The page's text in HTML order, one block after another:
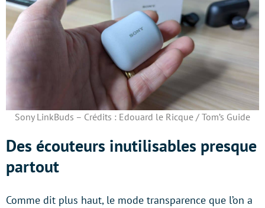
Sony LinkBuds – Crédits : Edouard le Ricque / Tom’s Guide
Des écouteurs inutilisables presque
partout
Comme dit plus haut, le mode transparence que l’on a